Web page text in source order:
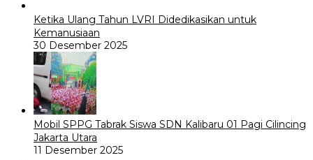
Ketika Ulang Tahun LVRI Didedikasikan untuk
Kemanusiaan
30 Desember 2025
Mobil SPPG Tabrak Siswa SDN Kalibaru 01 Pagi Cilincing
Jakarta Utara
11 Desember 2025